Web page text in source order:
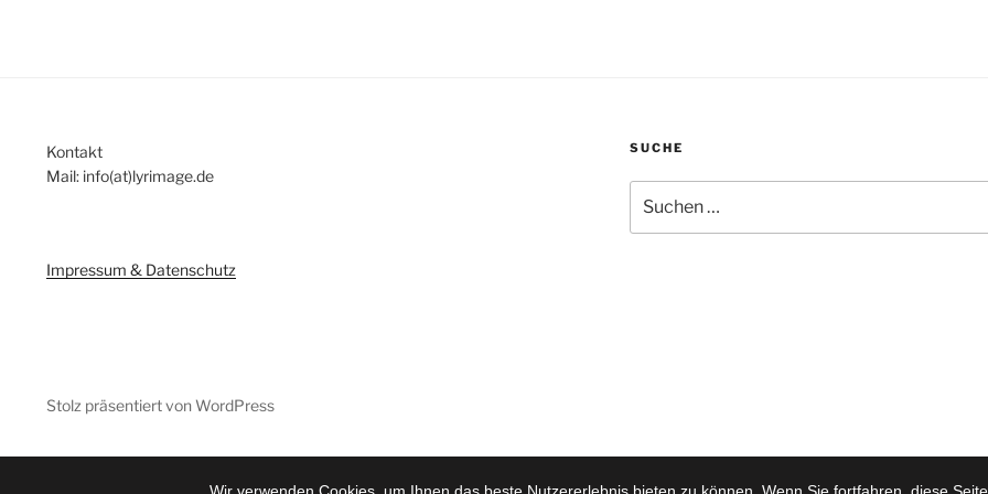
Kontakt
Mail: info(at)lyrimage.de
Impressum & Datenschutz
SUCHE
nach:
Stolz präsentiert von WordPress